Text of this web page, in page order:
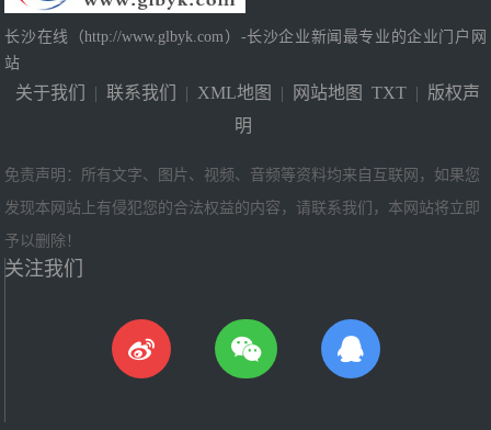
长沙在线（http://www.glbyk.com）-长沙企业新闻最专业的企业门户网
站
关于我们 | 联系我们 | XML地图 | 网站地图 TXT | 版权声
明
免责声明：所有文字、图片、视频、音频等资料均来自互联网，如果您
发现本网站上有侵犯您的合法权益的内容，请联系我们，本网站将立即
予以删除！
关注我们